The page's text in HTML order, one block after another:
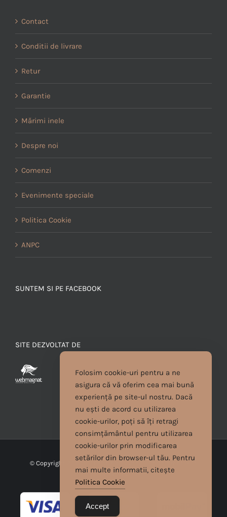
Contact
Conditii de livrare
Retur
Garantie
Mărimi inele
Despre noi
Comenzi
Evenimente speciale
Politica Cookie
ANPC
SUNTEM SI PE FACEBOOK
SITE DEZVOLTAT DE
© Copyright
2026 | Cristina Egyed | Toate drepturile
Folosim cookie-uri pentru a ne
asigura că vă oferim cea mai bună
experiență pe site-ul nostru. Dacă
nu ești de acord cu utilizarea
cookie-urilor, poți să îți retragi
consimțământul pentru utilizarea
cookie-urilor prin modificarea
setărilor din browser-ul tău. Pentru
mai multe informatii, citește
Politica Cookie
Accept